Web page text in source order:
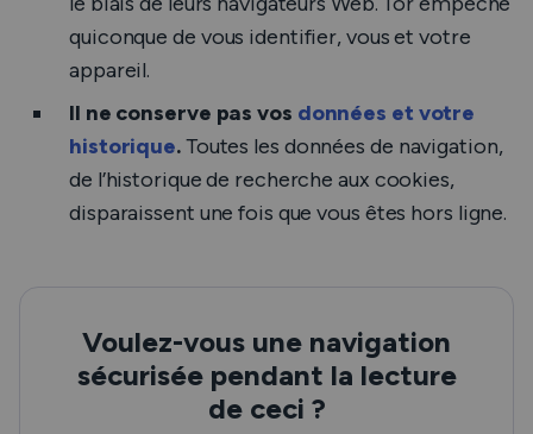
quiconque de vous identifier, vous et votre
appareil.
Il ne conserve pas vos données et votre
historique.Toutes les données de navigation,
de l’historique de recherche aux cookies,
disparaissent une fois que vous êtes hors ligne.
Voulez-vous une navigation
sécurisée pendant la lecture
de ceci ?